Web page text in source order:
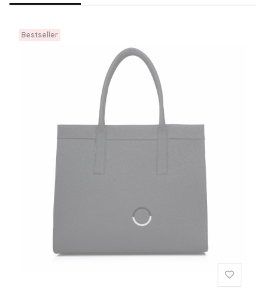
Bestseller